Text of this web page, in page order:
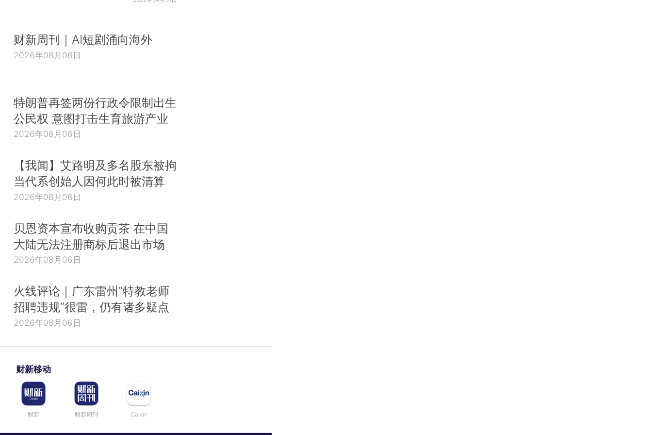
财新周刊｜AI短剧涌向海外
2026年08月06日
特朗普再签两份行政令限制出生
公民权 意图打击生育旅游产业
2026年08月06日
【我闻】艾路明及多名股东被拘
当代系创始人因何此时被清算
2026年08月06日
贝恩资本宣布收购贡茶 在中国
大陆无法注册商标后退出市场
2026年08月06日
火线评论｜广东雷州“特教老师
招聘违规”很雷，仍有诸多疑点
2026年08月06日
财新移动
财新 财新周刊 Caixin